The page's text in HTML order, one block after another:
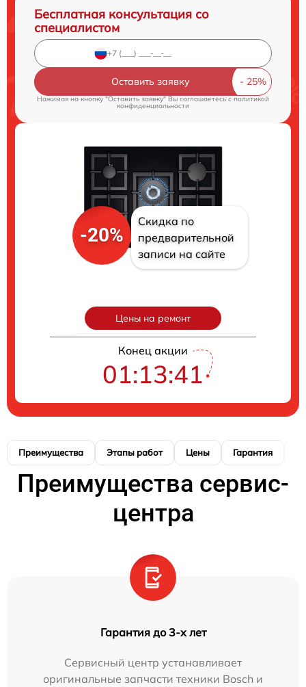
Бесплатная консультация со
специалистом
Оставить заявку
Нажимая на кнопку "Оставить заявку" Вы соглашаетесь cполитикой
конфиденциальности
-20%
Скидка по
предварительной
записи на сайте
Цены на ремонт
Конец акции
01:13:40
Преимущества Этапы работ Цены Гарантия
Преимущества сервис-
центра
Гарантия до 3-х лет
Сервисный центр устанавливает
оригинальные запчасти техники Bosch и